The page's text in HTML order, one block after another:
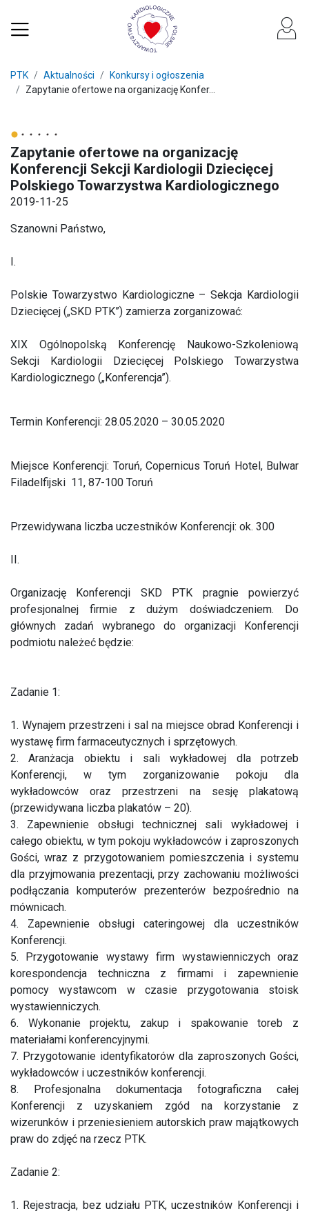
PTK Aktualności
Konkursy i ogłoszenia
Zapytanie ofertowe na organizację Konfer...
Zapytanie ofertowe na organizację
Konferencji Sekcji Kardiologii Dziecięcej
Polskiego Towarzystwa Kardiologicznego
2019-11-25
Szanowni Państwo,
I.
Polskie Towarzystwo Kardiologiczne – Sekcja Kardiologii
Dziecięcej („SKD PTK”) zamierza zorganizować:
XIX Ogólnopolską Konferencję Naukowo-Szkoleniową
Sekcji Kardiologii Dziecięcej Polskiego Towarzystwa
Kardiologicznego („Konferencja”).
Termin Konferencji: 28.05.2020 – 30.05.2020
Miejsce Konferencji: Toruń, Copernicus Toruń Hotel, Bulwar
Filadelfijski 11, 87-100 Toruń
Przewidywana liczba uczestników Konferencji: ok. 300
II.
Organizację Konferencji SKD PTK pragnie powierzyć
profesjonalnej firmie z dużym doświadczeniem. Do
głównych zadań wybranego do organizacji Konferencji
podmiotu należeć będzie:
Zadanie 1:
1. Wynajem przestrzeni i sal na miejsce obrad Konferencji i
wystawę firm farmaceutycznych i sprzętowych.
2. Aranżacja obiektu i sali wykładowej dla potrzeb
Konferencji, w tym zorganizowanie pokoju dla
wykładowców oraz przestrzeni na sesję plakatową
(przewidywana liczba plakatów – 20).
3. Zapewnienie obsługi technicznej sali wykładowej i
całego obiektu, w tym pokoju wykładowców i zaproszonych
Gości, wraz z przygotowaniem pomieszczenia i systemu
dla przyjmowania prezentacji, przy zachowaniu możliwości
podłączania komputerów prezenterów bezpośrednio na
mównicach.
4. Zapewnienie obsługi cateringowej dla uczestników
Konferencji.
5. Przygotowanie wystawy firm wystawienniczych oraz
korespondencja techniczna z firmami i zapewnienie
pomocy wystawcom w czasie przygotowania stoisk
wystawienniczych.
6. Wykonanie projektu, zakup i spakowanie toreb z
materiałami konferencyjnymi.
7. Przygotowanie identyfikatorów dla zaproszonych Gości,
wykładowców i uczestników konferencji.
8. Profesjonalna dokumentacja fotograficzna całej
Konferencji z uzyskaniem zgód na korzystanie z
wizerunków i przeniesieniem autorskich praw majątkowych
praw do zdjęć na rzecz PTK.
Zadanie 2:
1. Rejestracja, bez udziału PTK, uczestników Konferencji i